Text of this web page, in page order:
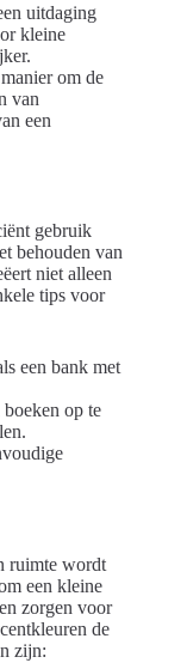
uitdaging
kleine
om de
van
een
gebruik
behouden van
niet alleen
tips voor
een bank met
op te
ruimte wordt
een kleine
zorgen voor
de
zijn: